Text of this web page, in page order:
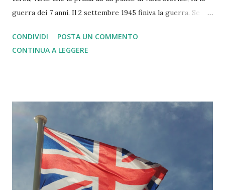
guerra dei 7 anni. Il 2 settembre 1945 finiva la guerra. Se
saremmo ancora a fare il passo dell'oca. Da 74 anni in
Europa con l'eccezione della guerra civile yugoslava,
meno accentuati. Precedute dalle tante guerre di metà
ottocento, in primis la franco-prussiana. Ebbene oggi
dobbiamo alla Nato ed alla Ue la pace... Ma oggi si assiste ad
un forte ritorno del nazionalismo. Nazionalismo che
storicamente può portare ai conflitti, che poi posson
portare se esasperati a vari tipi di guerre. Il tutto unito al
CONDIVIDI
POSTA UN COMMENTO
CONTINUA A LEGGERE